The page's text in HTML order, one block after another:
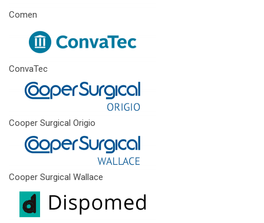
Comen
ConvaTec
Cooper Surgical Origio
Cooper Surgical Wallace